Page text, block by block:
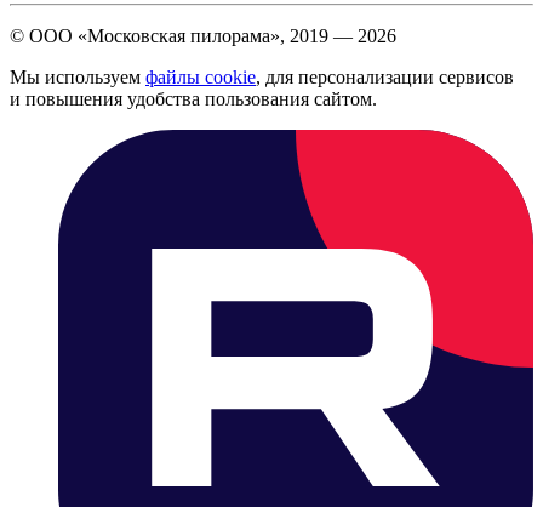
© ООО «Московская пилорама», 2019 — 2026
Мы используем файлы cookie, для персонализации сервисов
и повышения удобства пользования сайтом.